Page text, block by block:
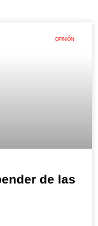
OPINIÓN
de las